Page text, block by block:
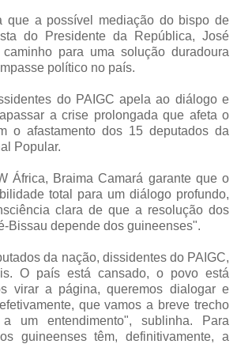
que a possível mediação do bispo de
do Presidente da República, José
para uma solução duradoura
político no país.
do PAIGC apela ao diálogo e
a crise prolongada que afeta o
o afastamento dos 15 deputados da
Popular.
África, Braima Camará garante que o
total para um diálogo profundo,
clara de que a resolução dos
Bissau depende dos guineenses".
da nação, dissidentes do PAIGC,
O país está cansado, o povo está
virar a página, queremos dialogar e
que vamos a breve trecho
um entendimento", sublinha. Para
guineenses têm, definitivamente, a